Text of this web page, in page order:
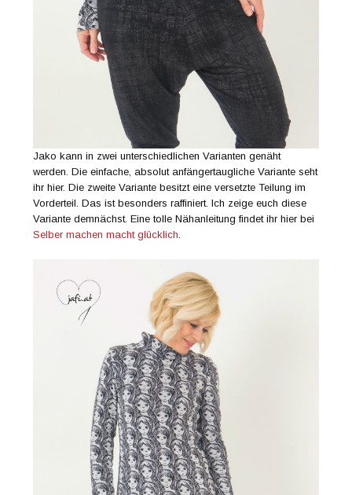
Jako kann in zwei unterschiedlichen Varianten genäht
werden. Die einfache, absolut anfängertaugliche Variante seht
ihr hier. Die zweite Variante besitzt eine versetzte Teilung im
Vorderteil. Das ist besonders raffiniert. Ich zeige euch diese
Variante demnächst. Eine tolle Nähanleitung findet ihr hier bei
Selber machen macht glücklich.